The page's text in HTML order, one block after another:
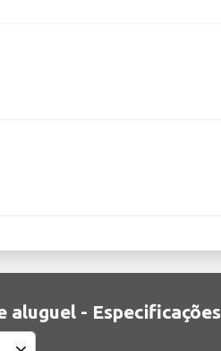
aluguel - Especificações